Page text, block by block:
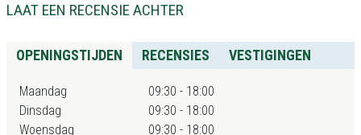
LAAT EEN RECENSIE ACHTER
OPENINGSTIJDEN RECENSIES VESTIGINGEN
Maandag
09:30 - 18:00
Dinsdag
09:30 - 18:00
Woensdag
09:30 - 18:00